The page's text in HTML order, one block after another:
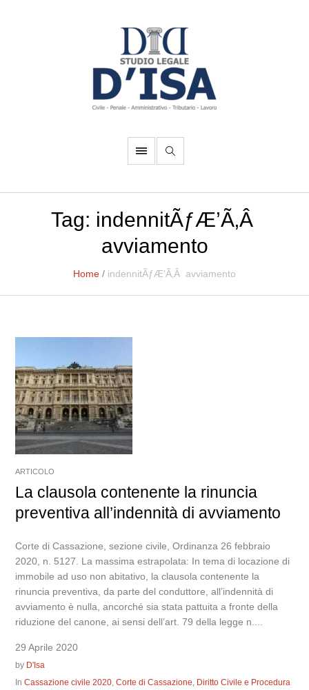
Tag: indennitÃƒÆ’Ã‚Â
avviamento
Home / indennitÃƒÆ’Ã‚Â avviamento
ARTICOLO
La clausola contenente la rinuncia
preventiva all’indennità di avviamento
Corte di Cassazione, sezione civile, Ordinanza 26 febbraio
2020, n. 5127. La massima estrapolata: In tema di locazione di
immobile ad uso non abitativo, la clausola contenente la
rinuncia preventiva, da parte del conduttore, all’indennità di
avviamento è nulla, ancorché sia stata pattuita a fronte della
riduzione del canone, ai sensi dell’art. 79 della legge n....
29 Aprile 2020
by D'Isa
InCassazione civile 2020,Corte di Cassazione, Diritto Civile e Procedura